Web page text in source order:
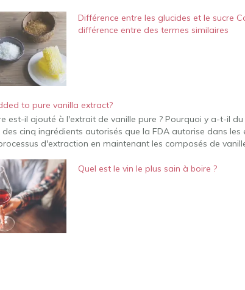
Différence entre les glucides et le sucre
différence entre des termes similaires
to pure vanilla extract?
est-il ajouté à l'extrait de vanille pure ? Pourquoi y a-t-il
des cinq ingrédients autorisés que la FDA autorise dans les
d'extraction en maintenant les composés de
Quel est le vin le plus sain à boire ?